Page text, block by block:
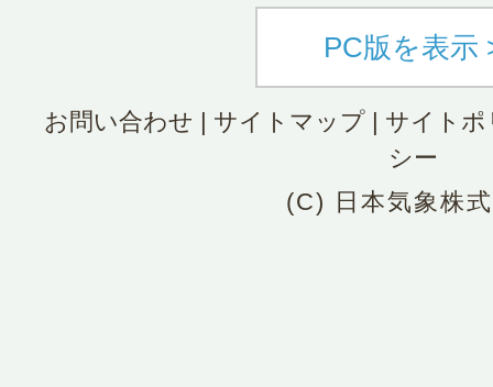
PC版を表示
お問い合わせ | サイトマップ| サイトポ
シー
(C) 日本気象株